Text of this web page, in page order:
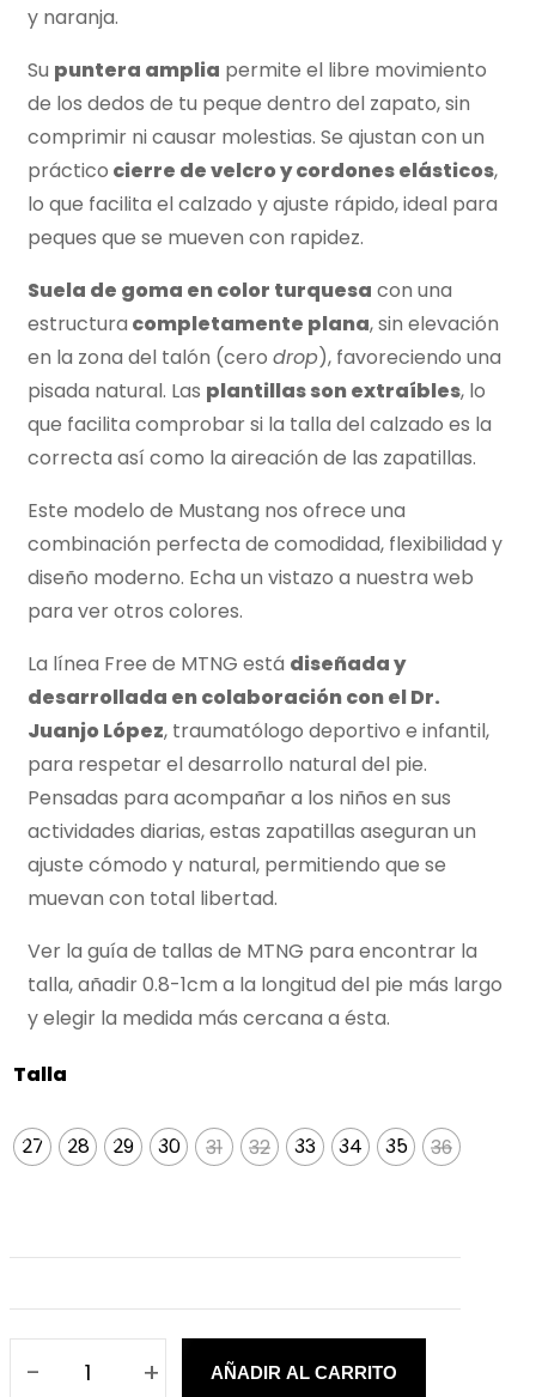
y naranja.
Su puntera amplia permite el libre movimiento
de los dedos de tu peque dentro del zapato, sin
comprimir ni causar molestias. Se ajustan con un
práctico cierre de velcro y cordones elásticos,
lo que facilita el calzado y ajuste rápido, ideal para
peques que se mueven con rapidez.
Suela de goma en color turquesa con una
estructura completamente plana, sin elevación
en la zona del talón (cero drop), favoreciendo una
pisada natural. Las plantillas son extraíbles, lo
que facilita comprobar si la talla del calzado es la
correcta así como la aireación de las zapatillas.
Este modelo de Mustang nos ofrece una
combinación perfecta de comodidad, flexibilidad y
diseño moderno. Echa un vistazo a nuestra web
para ver otros colores.
La línea Free de MTNG está diseñada y
desarrollada en colaboración con el Dr.
Juanjo López, traumatólogo deportivo e infantil,
para respetar el desarrollo natural del pie.
Pensadas para acompañar a los niños en sus
actividades diarias, estas zapatillas aseguran un
ajuste cómodo y natural, permitiendo que se
muevan con total libertad.
Ver la guía de tallas de MTNG para encontrar la
talla, añadir 0.8-1cm a la longitud del pie más largo
y elegir la medida más cercana a ésta.
Talla
27 28 29 30 31
31 32
32 33 34 35 36
36
+
- AÑADIR AL CARRITO